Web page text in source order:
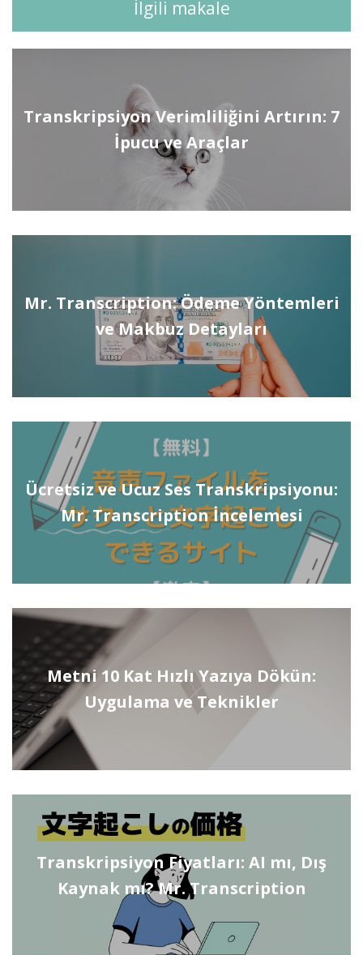
İlgili makale
Transkripsiyon Verimliliğini Artırın: 7
İpucu ve Araçlar
Mr. Transcription: Ödeme Yöntemleri
ve Makbuz Detayları
Ücretsiz ve Ucuz Ses Transkripsiyonu:
Mr. Transcription İncelemesi
Metni 10 Kat Hızlı Yazıya Dökün:
Uygulama ve Teknikler
Transkripsiyon Fiyatları: AI mı, Dış
Kaynak mı? Mr. Transcription